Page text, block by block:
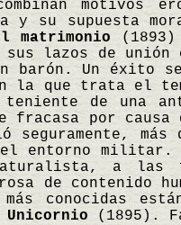
y su supuesta
matrimonio
sus lazos de
barón. Un éxito
la que trata el
teniente de una
fracasa por
seguramente,
entorno militar.
a las
de contenido
conocidas
(1895).